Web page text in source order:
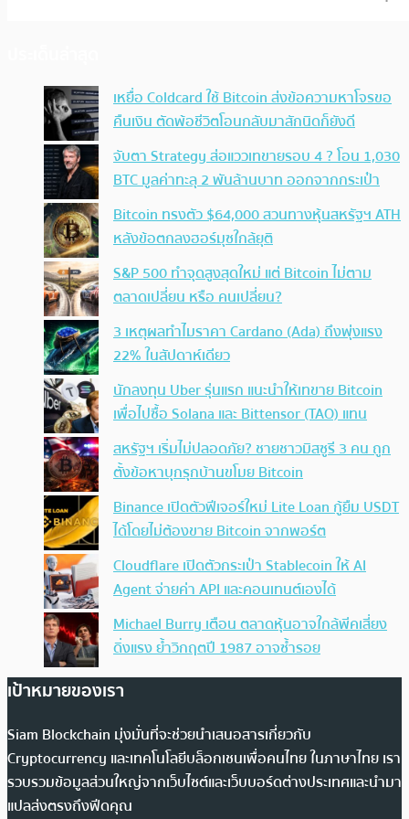
เหยื่อ Coldcard ใช้ Bitcoin ส่งข้อความหาโจรขอ
คืนเงิน ตัดพ้อชีวิตโอนกลับมาสักนิดก็ยังดี
จับตา Strategy ส่อแววเทขายรอบ 4 ? โอน 1,030
BTC มูลค่าทะลุ 2 พันล้านบาท ออกจากกระเป๋า
Bitcoin ทรงตัว $64,000 สวนทางหุ้นสหรัฐฯ ATH
หลังข้อตกลงฮอร์มุซใกล้ยุติ
S&P 500 ทำจุดสูงสุดใหม่ แต่ Bitcoin ไม่ตาม
ตลาดเปลี่ยน หรือ คนเปลี่ยน?
3 เหตุผลทำไมราคา Cardano (Ada) ถึงพุ่งแรง
22% ในสัปดาห์เดียว
นักลงทุน Uber รุ่นแรก แนะนำให้เทขาย Bitcoin
เพื่อไปซื้อ Solana และ Bittensor (TAO) แทน
สหรัฐฯ เริ่มไม่ปลอดภัย? ชายชาวมิสซูรี 3 คน ถูก
ตั้งข้อหาบุกรุกบ้านขโมย Bitcoin
Binance เปิดตัวฟีเจอร์ใหม่ Lite Loan กู้ยืม USDT
ได้โดยไม่ต้องขาย Bitcoin จากพอร์ต
Cloudflare เปิดตัวกระเป๋า Stablecoin ให้ AI
Agent จ่ายค่า API และคอนเทนต์เองได้
Michael Burry เตือน ตลาดหุ้นอาจใกล้พีคเสี่ยง
ดิ่งแรง ย้ำวิกฤตปี 1987 อาจซ้ำรอย
เป้าหมายของเรา
Siam Blockchain มุ่งมั่นที่จะช่วยนำเสนอสารเกี่ยวกับ
Cryptocurrency และเทคโนโลยีบล็อกเชนเพื่อคนไทย ในภาษาไทย เรา
รวบรวมข้อมูลส่วนใหญ่จากเว็บไซต์และเว็บบอร์ดต่างประเทศและนำมา
แปลส่งตรงถึงฟีดคุณ